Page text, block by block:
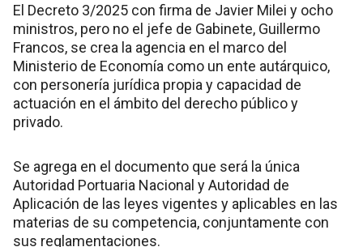
El Decreto 3/2025 con firma de Javier Milei y ocho
ministros, pero no el jefe de Gabinete, Guillermo
Francos, se crea la agencia en el marco del
Ministerio de Economía como un ente autárquico,
con personería jurídica propia y capacidad de
actuación en el ámbito del derecho público y
privado.
Se agrega en el documento que será la única
Autoridad Portuaria Nacional y Autoridad de
Aplicación de las leyes vigentes y aplicables en las
materias de su competencia, conjuntamente con
sus reglamentaciones.